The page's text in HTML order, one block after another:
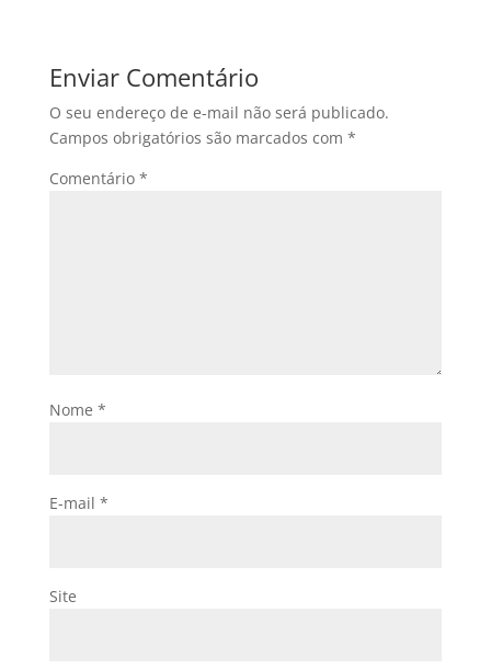
Enviar Comentário
O seu endereço de e-mail não será publicado.
Campos obrigatórios são marcados com *
Comentário *
Nome *
E-mail *
Site